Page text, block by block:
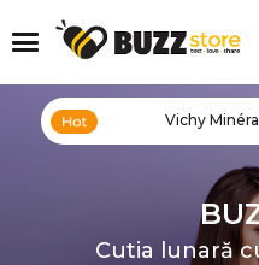
Vichy
Cutia lunară